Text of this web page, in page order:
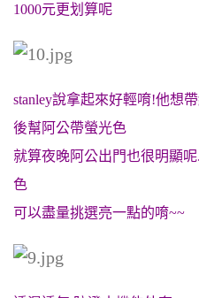
1000元更划算呢
stanley說拿起來好輕唷!他想
後幫阿公帶螢光色
就算夜晚阿公出門也很明顯
色
可以盡量挑選亮一點的唷~~